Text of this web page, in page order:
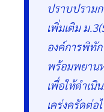
ปราบปราม
เพิ่มเติม ม
องค์การพิทั
พร้อมพยาน
เพื่อให้ดำเนิ
เคร่งครัดต่อ